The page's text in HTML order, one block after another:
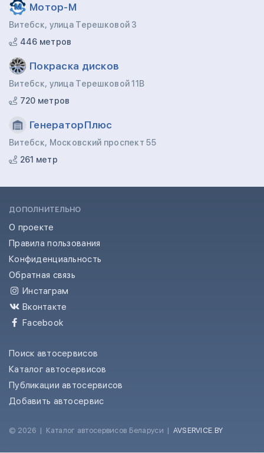
Мотор-М
Витебск, улица Терешковой 3
446 метров
Покраска дисков
Витебск, улица Терешковой 11В
720 метров
ГенераторПлюс
Витебск, Московский проспект 55
261 метр
ДОПОЛНИТЕЛЬНО
О проекте
Правила пользования
Конфиденциальность
Обратная связь
Инстаграм
Вконтакте
Facebook
Поиск автосервисов
Каталог автосервисов
Публикации автосервисов
Добавить автосервис
© 2026 | Каталог автосервисов Беларуси | AVSERVICE.BY